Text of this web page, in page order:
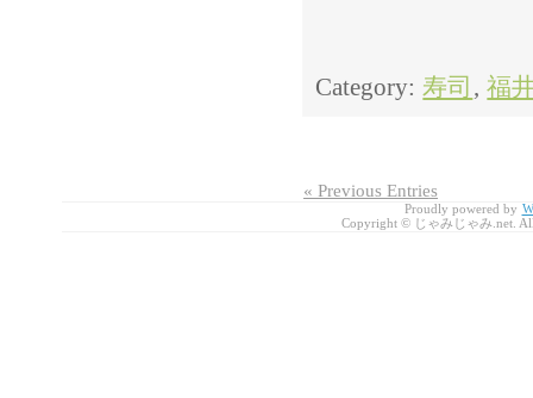
Category: 寿司 , 福
« Previous Entries
Proudly powered by
Copyright © じゃみじゃみ.net.